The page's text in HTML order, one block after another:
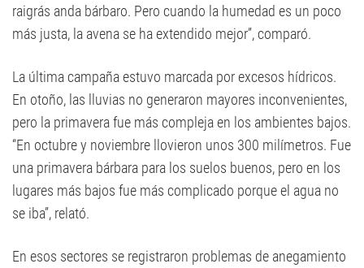
raigrás anda bárbaro. Pero cuando la humedad es un poco
más justa, la avena se ha extendido mejor”, comparó.
La última campaña estuvo marcada por excesos hídricos.
En otoño, las lluvias no generaron mayores inconvenientes,
pero la primavera fue más compleja en los ambientes bajos.
“En octubre y noviembre llovieron unos 300 milímetros. Fue
una primavera bárbara para los suelos buenos, pero en los
lugares más bajos fue más complicado porque el agua no
se iba”, relató.
En esos sectores se registraron problemas de anegamiento